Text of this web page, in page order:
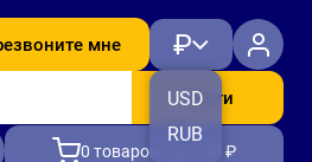
мне ₽
USD
RUB
Найти
0 товаров, на 0.00 ₽